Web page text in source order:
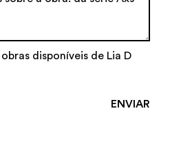
disponíveis de Lia D